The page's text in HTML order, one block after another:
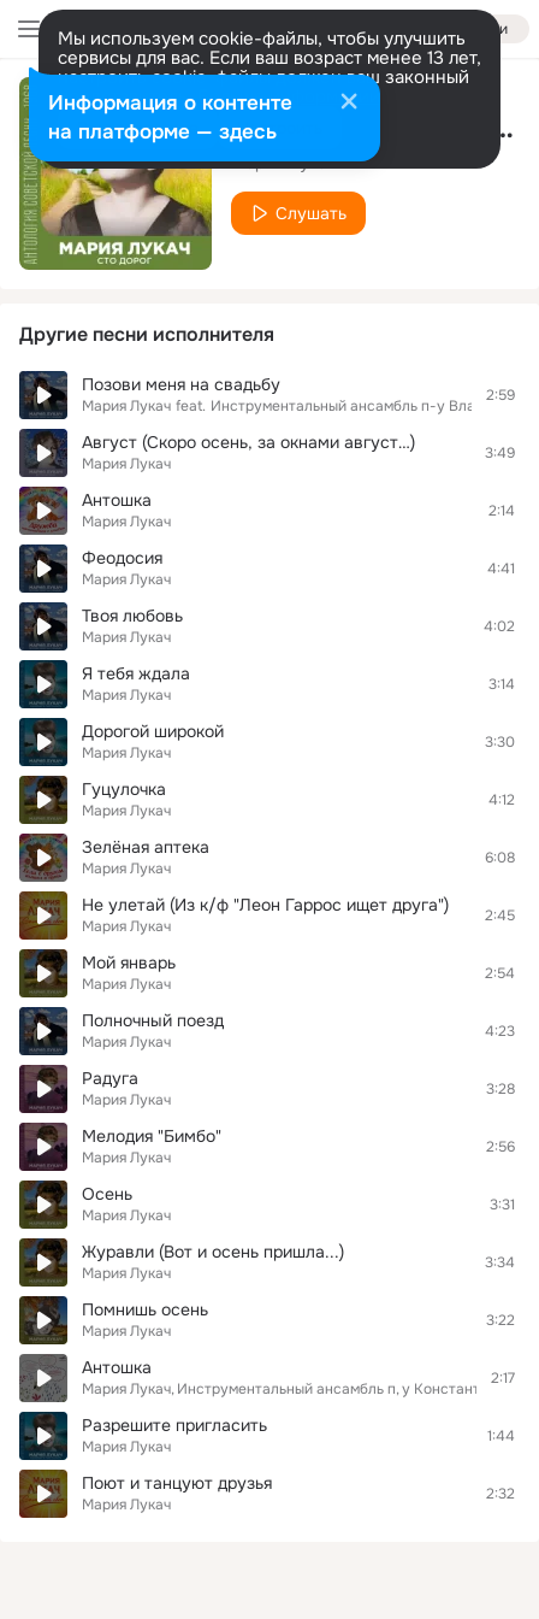
Войти
Мы используем cookie-файлы, чтобы улучшить
сервисы для вас. Если ваш возраст менее 13 лет,
настроить cookie-файлы должен ваш законный
представитель. Больше информации
Разрешить все Настроить Бумажный кораблик
Мария Лукач
Слушать
Другие песни исполнителя
Позови меня на свадьбу
Мария Лукач feat. Инструментальный ансамбль п-у Владимира
2:59
Август (Скоро осень, за окнами август…)
Мария Лукач
3:49
Антошка
Мария Лукач
2:14
Феодосия
Мария Лукач
4:41
Твоя любовь
Мария Лукач
4:02
Я тебя ждала
Мария Лукач
3:14
Дорогой широкой
Мария Лукач
3:30
Гуцулочка
Мария Лукач
4:12
Зелёная аптека
Мария Лукач
6:08
Не улетай (Из к/ф "Леон Гаррос ищет друга")
Мария Лукач
2:45
Мой январь
Мария Лукач
2:54
Полночный поезд
Мария Лукач
4:23
Радуга
Мария Лукач
3:28
Мелодия "Бимбо"
Мария Лукач
2:56
Осень
Мария Лукач
3:31
Журавли (Вот и осень пришла...)
Мария Лукач
3:34
Помнишь осень
Мария Лукач
3:22
Антошка
Мария Лукач Инструментальный ансамбль п у Константина
2:17
Разрешите пригласить
Мария Лукач
1:44
Поют и танцуют друзья
Мария Лукач
2:32
Информация о контенте
на платформе — здесь